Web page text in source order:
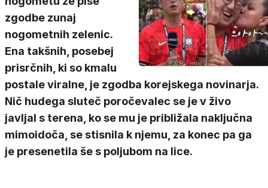
zgodbe zunaj
nogometnih zelenic.
Ena takšnih, posebej
prisrčnih, ki so kmalu
postale viralne, je zgodba korejskega novinarja.
Nič hudega sluteč poročevalec se je v živo
javljal s terena, ko se mu je približala naključna
mimoidoča, se stisnila k njemu, za konec pa ga
je presenetila še s poljubom na lice.